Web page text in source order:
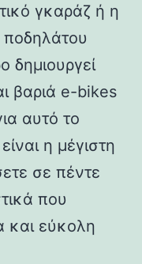
γκαράζ ή η
δημιουργεί
βαριά e-bikes
αυτό το
η μέγιστη
σε πέντε
που
και εύκολη